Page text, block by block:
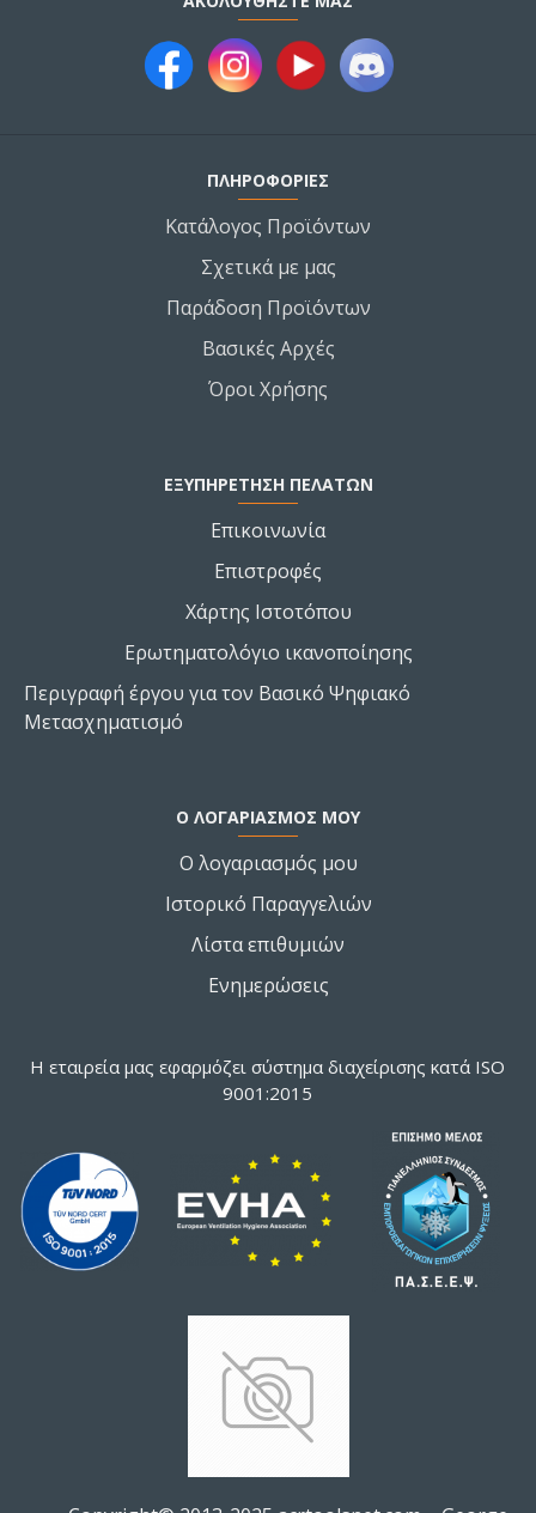
ΠΛΗΡΟΦΟΡΙΕΣ
Κατάλογος Προϊόντων
Σχετικά με μας
Παράδοση Προϊόντων
Βασικές Αρχές
Όροι Χρήσης
ΕΞΥΠΗΡΕΤΗΣΗ ΠΕΛΑΤΩΝ
Επικοινωνία
Επιστροφές
Χάρτης Ιστοτόπου
Ερωτηματολόγιο ικανοποίησης
Περιγραφή έργου για τον Βασικό Ψηφιακό
Μετασχηματισμό
Ο ΛΟΓΑΡΙΑΣΜΌΣ ΜΟΥ
Ο λογαριασμός μου
Ιστορικό Παραγγελιών
Λίστα επιθυμιών
Ενημερώσεις
Η εταιρεία μας εφαρμόζει σύστημα διαχείρισης κατά ISO
9001:2015